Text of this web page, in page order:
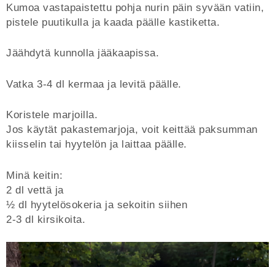
Kumoa vastapaistettu pohja nurin päin syvään vatiin,
pistele puutikulla ja kaada päälle kastiketta.
Jäähdytä kunnolla jääkaapissa.
Vatka 3-4 dl kermaa ja levitä päälle.
Koristele marjoilla.
Jos käytät pakastemarjoja, voit keittää paksumman
kiisselin tai hyytelön ja laittaa päälle.
Minä keitin:
2 dl vettä ja
½ dl hyytelösokeria ja sekoitin siihen
2-3 dl kirsikoita.